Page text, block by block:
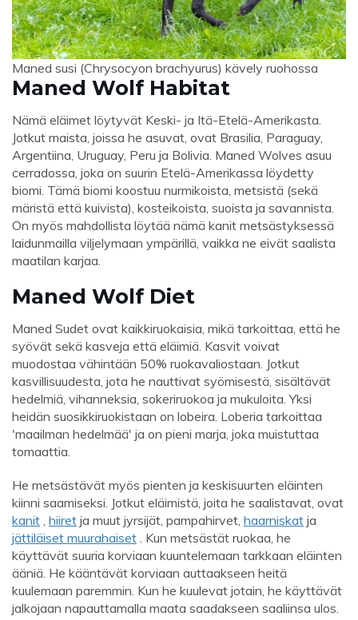
Maned susi (Chrysocyon brachyurus) kävely ruohossa
Maned Wolf Habitat
Nämä eläimet löytyvät Keski- ja Itä-Etelä-Amerikasta.
Jotkut maista, joissa he asuvat, ovat Brasilia, Paraguay,
Argentiina, Uruguay, Peru ja Bolivia. Maned Wolves asuu
cerradossa, joka on suurin Etelä-Amerikassa löydetty
biomi. Tämä biomi koostuu nurmikoista, metsistä (sekä
märistä että kuivista), kosteikoista, suoista ja savannista.
On myös mahdollista löytää nämä kanit metsästyksessä
laidunmailla viljelymaan ympärillä, vaikka ne eivät saalista
maatilan karjaa.
Maned Wolf Diet
Maned Sudet ovat kaikkiruokaisia, mikä tarkoittaa, että he
syövät sekä kasveja että eläimiä. Kasvit voivat
muodostaa vähintään 50% ruokavaliostaan. Jotkut
kasvillisuudesta, jota he nauttivat syömisestä, sisältävät
hedelmiä, vihanneksia, sokeriruokoa ja mukuloita. Yksi
heidän suosikkiruokistaan ​​on lobeira. Loberia tarkoittaa
'maailman hedelmää' ja on pieni marja, joka muistuttaa
tomaattia.
He metsästävät myös pienten ja keskisuurten eläinten
kiinni saamiseksi. Jotkut eläimistä, joita he saalistavat, ovat
kanit hiiret ja muut jyrsijät, pampahirvet, haarniskat ja
jättiläiset muurahaiset . Kun metsästät ruokaa, he
käyttävät suuria korviaan kuuntelemaan tarkkaan eläinten
ääniä. He kääntävät korviaan auttaakseen heitä
kuulemaan paremmin. Kun he kuulevat jotain, he käyttävät
jalkojaan napauttamalla maata saadakseen saaliinsa ulos.